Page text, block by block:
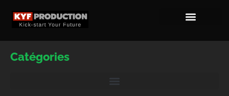
Catégories